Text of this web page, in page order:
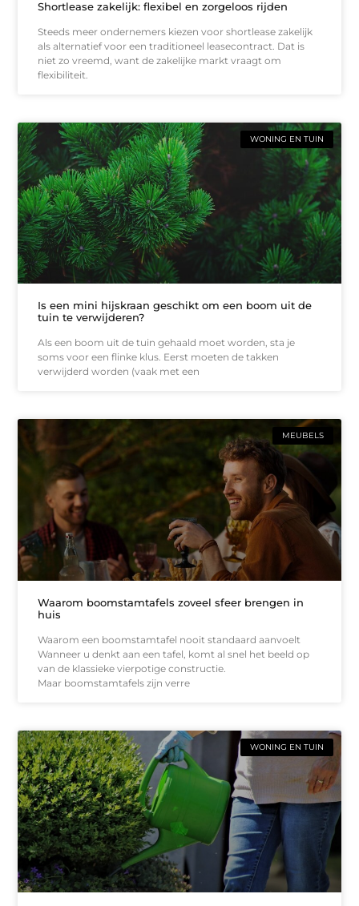
Shortlease zakelijk: flexibel en zorgeloos rijden
Steeds meer ondernemers kiezen voor shortlease zakelijk
als alternatief voor een traditioneel leasecontract. Dat is
niet zo vreemd, want de zakelijke markt vraagt om
flexibiliteit.
WONING EN TUIN
Is een mini hijskraan geschikt om een boom uit de
tuin te verwijderen?
Als een boom uit de tuin gehaald moet worden, sta je
soms voor een flinke klus. Eerst moeten de takken
verwijderd worden (vaak met een
MEUBELS
Waarom boomstamtafels zoveel sfeer brengen in
huis
Waarom een boomstamtafel nooit standaard aanvoelt
Wanneer u denkt aan een tafel, komt al snel het beeld op
van de klassieke vierpotige constructie.
Maar boomstamtafels zijn verre
WONING EN TUIN